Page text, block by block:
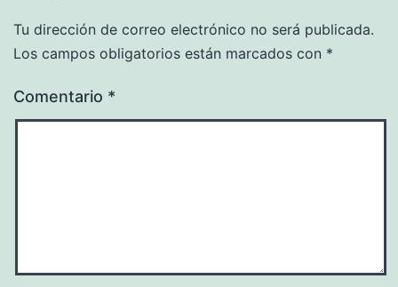
Tu dirección de correo electrónico no será publicada.
Los campos obligatorios están marcados con *
Comentario *